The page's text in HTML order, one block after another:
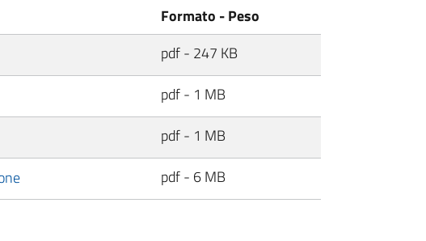
Formato - Peso
pdf - 247 KB
pdf - 1 MB
pdf - 1 MB
pdf - 6 MB